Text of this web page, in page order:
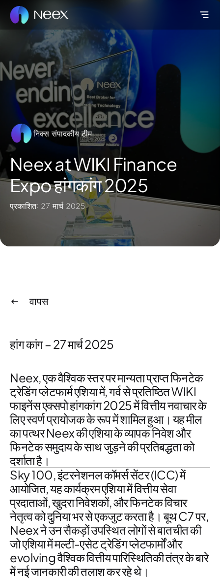
निक्स संपादकीय टीम
Neex at WIKI Finance
Expo हांगकांग 2025
प्रकाशित: 27 मार्च 2025
वापस
हांग कांग – 27 मार्च 2025
Neex, एक वैश्विक स्तर पर मान्यता प्राप्तफिनटेक
ट्रेडिंग प्लेटफार्म एशियामें, गर्व से प्रतिष्ठितWIKI
फाइनेंस एक्सपो हांगकांग 2025मेंवित्तीय नवाचार के
लिए स्वर्ण प्रायोजकके रूप में शामिल हुआ। यह मील
का पत्थर Neex की एशिया के व्यापकनिवेश और
फिनटेक समुदायके साथ जुड़ने की प्रतिबद्धता को
दर्शाता है।
Sky 100, इंटरनेशनल कॉमर्स सेंटर (ICC) में
आयोजित, यह कार्यक्रमएशिया में वित्तीय सेवा
प्रदाताओं,खुदरा निवेशकों, औरफिनटेक विचार
नेतृत्वको दुनिया भर से एकजुट करता है। बूथ C7 पर,
Neexने उन सैकड़ों उपस्थित लोगों से बातचीत की
जोएशिया में मल्टी-एसेट ट्रेडिंग प्लेटफार्मोंऔर
evolving वैश्विक वित्तीय पारिस्थितिकी तंत्र के बारे
में नई जानकारी की तलाश कर रहे थे।